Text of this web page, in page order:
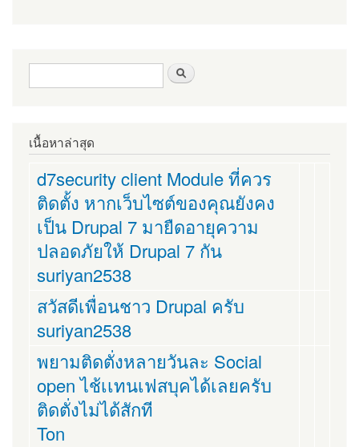
ฟอร์มค้นหา
เนื้อหาล่าสุด
d7security client Module ที่ควร
ติดตั้ง หากเว็บไซต์ของคุณยังคง
เป็น Drupal 7 มายืดอายุความ
ปลอดภัยให้ Drupal 7 กัน
suriyan2538
สวัสดีเพื่อนชาว Drupal ครับ
suriyan2538
พยามติดตั่งหลายวันละ Social
open ไช้เเทนเฟสบุคได้เลยครับ
ติดตั่งไม่ได้สักที
Ton